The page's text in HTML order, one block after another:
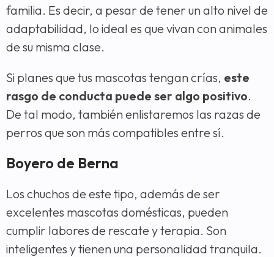
familia. Es decir, a pesar de tener un alto nivel de
adaptabilidad, lo ideal es que vivan con animales
de su misma clase.
Si planes que tus mascotas tengan crías, este
rasgo de conducta puede ser algo positivo.
De tal modo, también enlistaremos las razas de
perros que son más compatibles entre sí.
Boyero de Berna
Los chuchos de este tipo, además de ser
excelentes mascotas domésticas, pueden
cumplir labores de rescate y terapia. Son
inteligentes y tienen una personalidad tranquila.